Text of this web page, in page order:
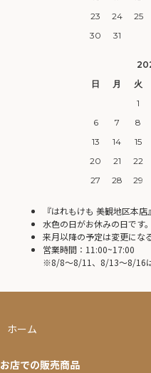
23
24 25
30
31
日
月 火
1
6
7 8
13
14 15
20
21 22
27
28 29
『はれもけも 美観地区本店
水色の日がお休みの日です。
来月以降の予定は変更にな
営業時間：11:00~17:00
※8/8〜8/11、8/13〜8/16
ホーム
お店での販売商品